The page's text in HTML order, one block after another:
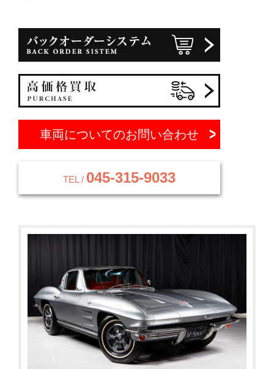
車両についてのお問い合わせ
TEL / 045-315-9033